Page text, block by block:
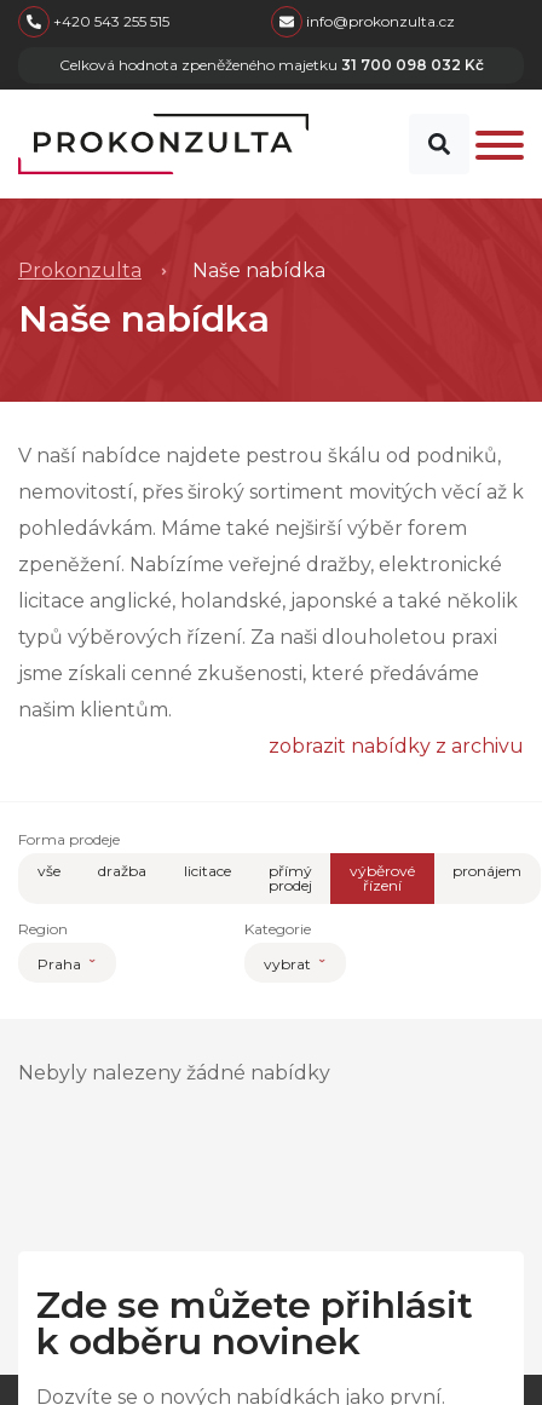
skip to main content
+420 543 255 515 info@prokonzulta.cz
Celková hodnota zpeněženého majetku 31 700 098 032 Kč
Prokonzulta Naše nabídka
Naše nabídka
V naší nabídce najdete pestrou škálu od podniků,
nemovitostí, přes široký sortiment movitých věcí až k
pohledávkám. Máme také nejširší výběr forem
zpeněžení. Nabízíme veřejné dražby, elektronické
licitace anglické, holandské, japonské a také několik
typů výběrových řízení. Za naši dlouholetou praxi
jsme získali cenné zkušenosti, které předáváme
našim klientům.
zobrazit nabídky z archivu
Forma prodeje
vše
dražba licitace
přímý
prodej
výběrové
řízení
pronájem
Region
Praha
Kategorie
vybrat
Nebyly nalezeny žádné nabídky
Zde se můžete přihlásit
k odběru novinek
Dozvíte se o nových nabídkách jako první.